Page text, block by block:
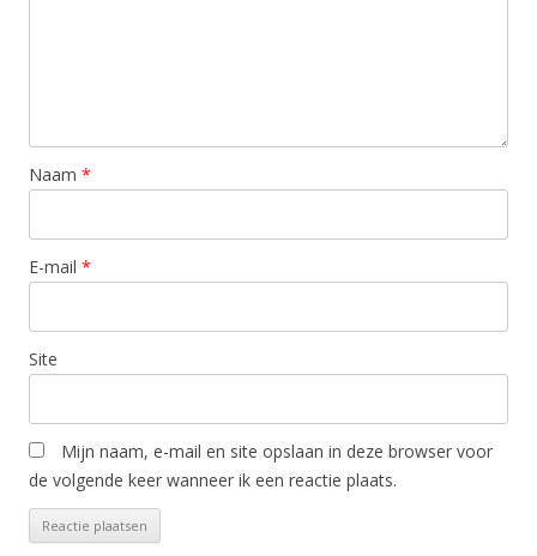
Naam *
E-mail *
Site
Mijn naam, e-mail en site opslaan in deze browser voor
de volgende keer wanneer ik een reactie plaats.